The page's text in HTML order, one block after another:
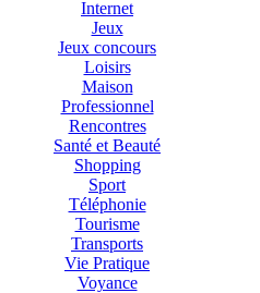
Internet
Jeux
Jeux concours
Loisirs
Maison
Professionnel
Rencontres
Santé et Beauté
Shopping
Sport
Téléphonie
Tourisme
Transports
Vie Pratique
Voyance